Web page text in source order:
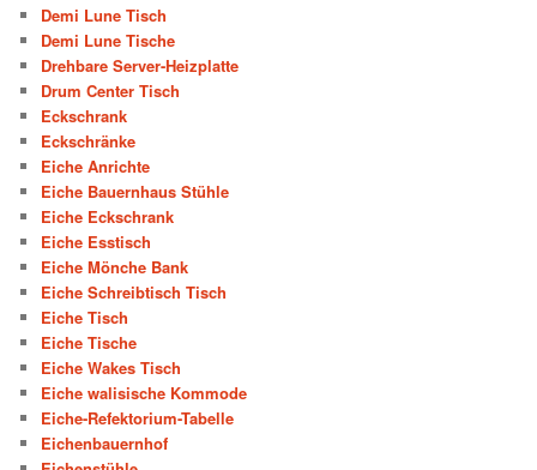
Demi Lune Tisch
Demi Lune Tische
Drehbare Server-Heizplatte
Drum Center Tisch
Eckschrank
Eckschränke
Eiche Anrichte
Eiche Bauernhaus Stühle
Eiche Eckschrank
Eiche Esstisch
Eiche Mönche Bank
Eiche Schreibtisch Tisch
Eiche Tisch
Eiche Tische
Eiche Wakes Tisch
Eiche walisische Kommode
Eiche-Refektorium-Tabelle
Eichenbauernhof